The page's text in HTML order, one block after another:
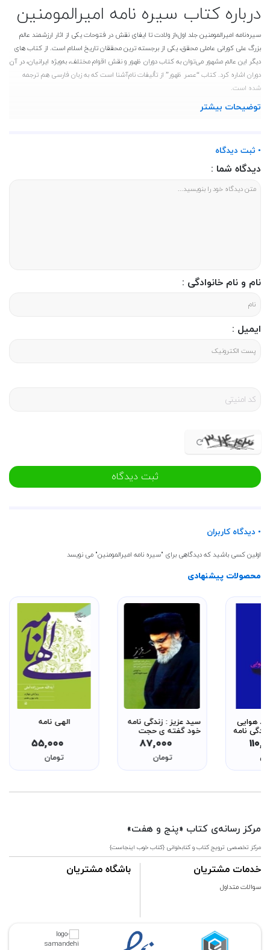
درباره کتاب سیره نامه امیرالمومنین
سیره‌نامه امیرالمومنین جلد اول؛از ولادت تا ایفای نقش در فتوحات یکی از اثار ارزشمند عالم
بزرگ علی کورانی عاملی محقق، یکی از برجسته ترین محققان تاریخ اسلام است. از کتاب های
دیگر این عالم مشهور می‌توان به کتاب دوران ظهور و نقش اقوام مختلف، به‌ویژه ایرانیان، در آن
دوران اشاره کرد. کتاب “عصر ظهور” از تألیفات نام‌آشنا است که به زبان فارسی هم ترجمه
شده است.
توضیحات بیشتر
• ثبت دیدگاه
دیدگاه شما :
نام و نام خانوادگی :
ایمیل :
ثبت دیدگاه
• دیدگاه کاربران
اولین کسی باشید که دیدگاهی برای "سیره نامه امیرالمومنین" می نویسد
محصولات پیشنهادی
هوایی
نامه
از
دفاع
سید عزیز : زندگی نامه
خود گفته ی حجت
الاسلام و المسلمین
سید حسن نصرالله دبیر
کل حزب الله لبنان
87,000
تومان
الهی نامه
55,000
تومان
مرکز رسانه‌ی کتاب «پنج و هفت»
مرکز تخصصی ترویج کتاب و کتابخوانی {کتاب خوب اینجاست}
خدمات مشتریان
سوالات متداول
باشگاه مشتریان